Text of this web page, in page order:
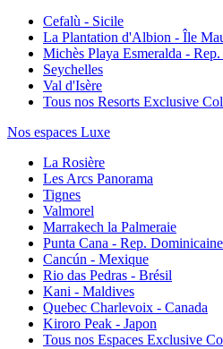
Cefalù - Sicile
La Plantation d'Albion - Île
Michès Playa Esmeralda -
Seychelles
Val d'Isère
Tous nos Resorts Exclusive
Nos espaces Luxe
La Rosière
Les Arcs Panorama
Tignes
Valmorel
Marrakech la Palmeraie
Punta Cana - Rep. Dominicaine
Cancún - Mexique
Rio das Pedras - Brésil
Kani - Maldives
Quebec Charlevoix - Canada
Kiroro Peak - Japon
Tous nos Espaces Exclusive